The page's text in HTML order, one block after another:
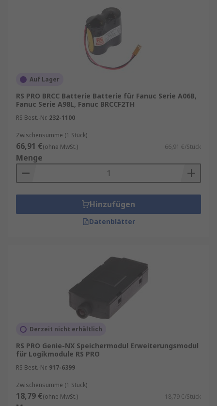
Auf Lager
RS PRO BRCC Batterie Batterie für Fanuc Serie A06B,
Fanuc Serie A98L, Fanuc BRCCF2TH
RS Best.-Nr. 232-1100
Zwischensumme (1 Stück)
66,91 €(ohne MwSt.) 66,91 €/Stück
Menge
Hinzufügen
Datenblätter
Derzeit nicht erhältlich
RS PRO Genie-NX Speichermodul Erweiterungsmodul
für Logikmodule RS PRO
RS Best.-Nr. 917-6399
Zwischensumme (1 Stück)
18,79 €(ohne MwSt.) 18,79 €/Stück